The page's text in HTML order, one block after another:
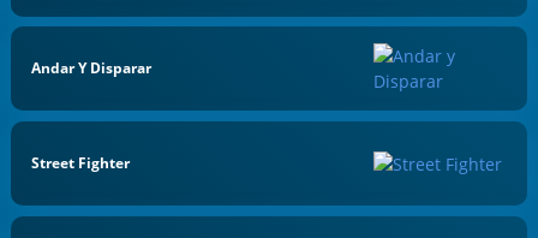
Andar Y Disparar
Street Fighter